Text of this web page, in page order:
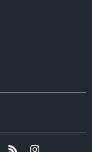
Telegram RSS